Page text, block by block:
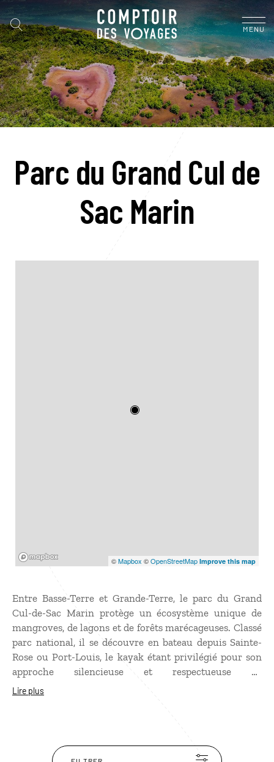
MENU
Parc du Grand Cul de
Sac Marin
©Mapbox ©OpenStreetMap Improve this map
Entre Basse-Terre et Grande-Terre, le parc du Grand
Cul-de-Sac Marin protège un écosystème unique de
mangroves, de lagons et de forêts marécageuses. Classé
parc national, il se découvre en bateau depuis Sainte-
Rose ou Port-Louis, le kayak étant privilégié pour son
approche silencieuse et respectueuse de
l’environnement. Au fil de la navigation, apparaissent
sanctuaire naturel.
Lire plus